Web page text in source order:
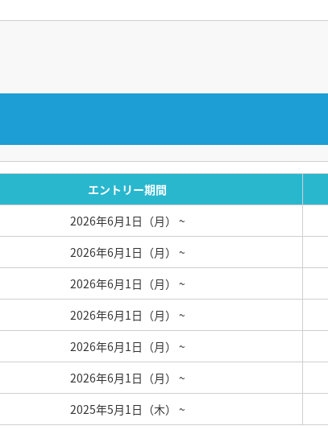
エントリー期間
2026年6月1日（月） ~
2026年6月1日（月） ~
2026年6月1日（月） ~
2026年6月1日（月） ~
2026年6月1日（月） ~
2026年6月1日（月） ~
2025年5月1日（木） ~